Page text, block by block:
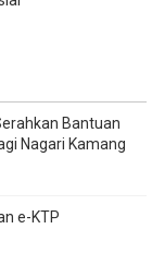
Bantuan
Nagari Kamang
e-KTP